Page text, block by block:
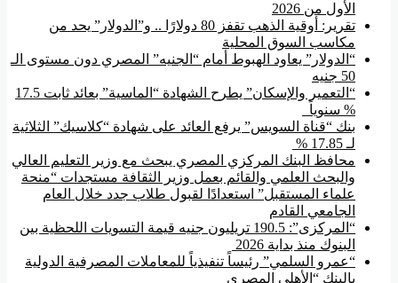
الأول من 2026
تقرير: أوقية الذهب تقفز 80 دولارًا .. و”الدولار” يحد من
مكاسب السوق المحلية
“الدولار” يعاود الهبوط أمام “الجنيه” المصري دون مستوى الـ
50 جنيه
“التعمير والإسكان” يطرح الشهادة “الماسية” بعائد ثابت 17.5
% سنوياً
بنك “قناة السويس” يرفع العائد على شهادة “كلاسيك” الثلاثية
لـ 17.85 %
محافظ البنك المركزي المصري يبحث مع وزير التعليم العالي
والبحث العلمي والقائم بعمل وزير الثقافة مستجدات “منحة
علماء المستقبل” استعدادًا لقبول طلاب جدد خلال العام
الجامعي القادم
“المركزى”: 190.5 تريليون جنيه قيمة التسويات اللحظية بين
البنوك منذ بداية 2026
“عمرو السلمي” رئيساً تنفيذياً للمعاملات المصرفية الدولية
بالبنك “الأهلي المصري